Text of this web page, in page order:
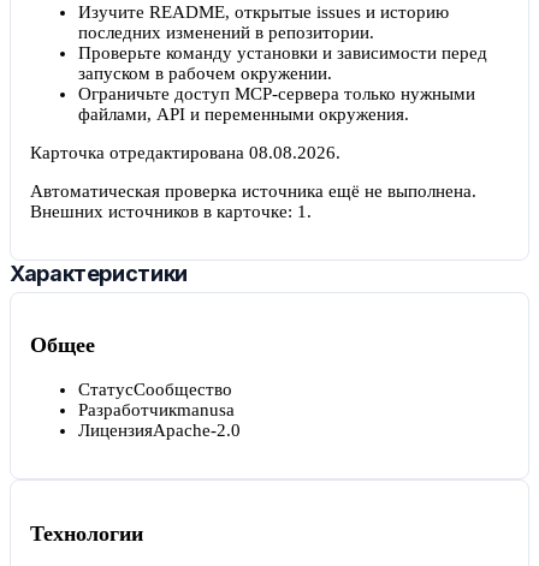
Изучите README, открытые issues и историю
последних изменений в репозитории.
Проверьте команду установки и зависимости перед
запуском в рабочем окружении.
Ограничьте доступ MCP-сервера только нужными
файлами, API и переменными окружения.
Карточка отредактирована 08.08.2026.
Автоматическая проверка источника ещё не выполнена.
Внешних источников в карточке: 1 .
Характеристики
Общее
СтатусСообщество
Разработчикmanusa
ЛицензияApache-2.0
Технологии